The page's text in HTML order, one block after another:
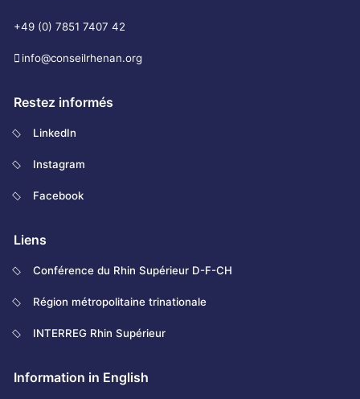
+49 (0) 7851 7407 42
info@conseilrhenan.org
Restez informés
LinkedIn
Instagram
Facebook
Liens
Conférence du Rhin Supérieur D-F-CH
Région métropolitaine trinationale
INTERREG Rhin Supérieur
Information in English